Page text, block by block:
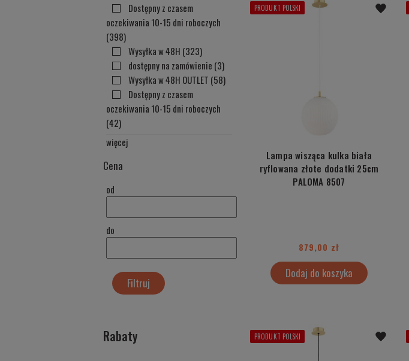
Dostępny z czasem
oczekiwania 10-15 dni roboczych
(398)
Wysyłka w 48H (323)
dostępny na zamówienie (3)
Wysyłka w 48H OUTLET (58)
Dostępny z czasem
oczekiwania 10-15 dni roboczych
(42)
więcej
Cena
od
do
Filtruj
Rabaty
Lampa wisząca kulka biała
ryflowana złote dodatki 25cm
PALOMA 8507
879,00 zł
Dodaj do koszyka
PRODUKT POLSKI
PRODUKT POLSKI